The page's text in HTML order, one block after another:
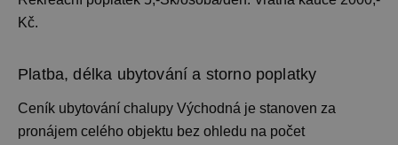
Kč.
Platba, délka ubytování a storno poplatky
Ceník ubytování chalupy Východná je stanoven za
pronájem celého objektu bez ohledu na počet